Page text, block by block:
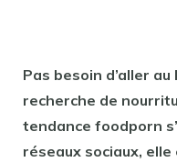
Pas besoin d’aller
recherche de
tendance foodporn
réseaux sociaux,